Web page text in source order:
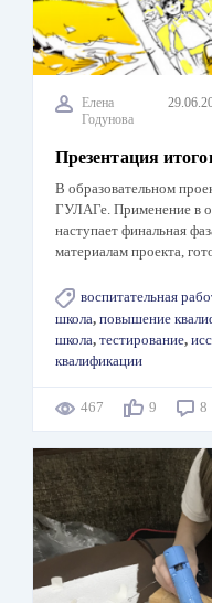
Елена
Годунова
Презентация
В образовательном
ГУЛАГе. Применение в
наступает финальная
материалам проекта,
воспитательная
школа, повышение
школа, тестирование,
квалификации
467 9 8